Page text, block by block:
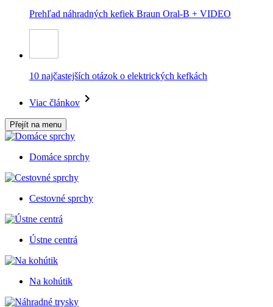
Prehľad náhradných kefiek Braun Oral-B + VIDEO
10 najčastejších otázok o elektrických kefkách
Viac článkov
Přejít na menu
Domáce sprchy
Cestovné sprchy
Ústne centrá
Na kohútik